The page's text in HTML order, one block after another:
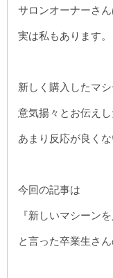
サロンオーナーさん
実は私もあります。
新しく購入したマ
意気揚々とお伝え
あまり反応が良くな
今回の記事は
『新しいマシーン
と言った卒業生さ